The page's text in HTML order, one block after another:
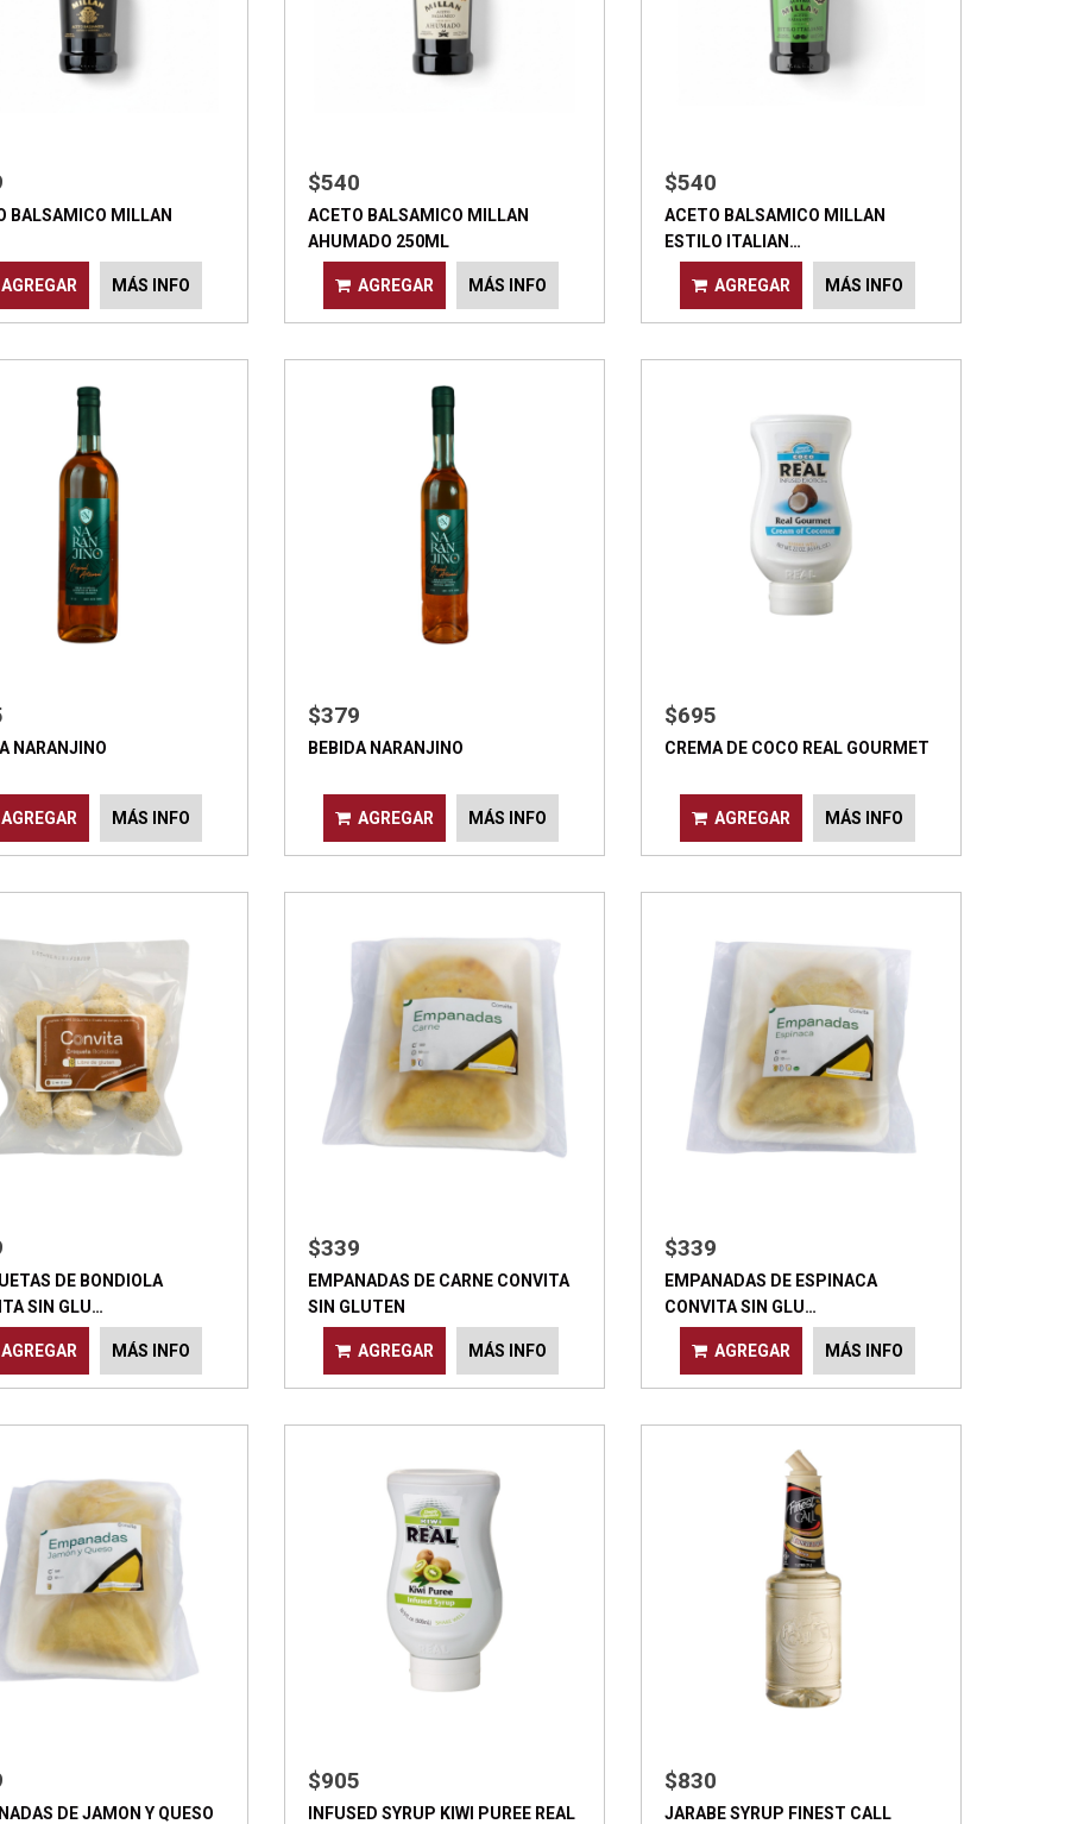
BALSAMICO MILLAN
AGREGAR MÁS INFO
$540
ACETO BALSAMICO MILLAN
AHUMADO 250ML
AGREGAR MÁS INFO
$540
ACETO BALSAMICO MILLAN
ESTILO ITALIAN…
AGREGAR MÁS INFO
NARANJINO
AGREGAR MÁS INFO
$379
BEBIDA NARANJINO
AGREGAR MÁS INFO
$695
CREMA DE COCO REAL GOURMET
AGREGAR MÁS INFO
DE BONDIOLA
SIN GLU…
AGREGAR MÁS INFO
$339
EMPANADAS DE CARNE CONVITA
SIN GLUTEN
AGREGAR MÁS INFO
$339
EMPANADAS DE ESPINACA
CONVITA SIN GLU…
AGREGAR MÁS INFO
DE JAMON Y QUESO
$905
INFUSED SYRUP KIWI PUREE REAL
$830
JARABE SYRUP FINEST CALL